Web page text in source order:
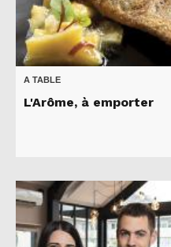
A TABLE
L'Arôme, à emporter